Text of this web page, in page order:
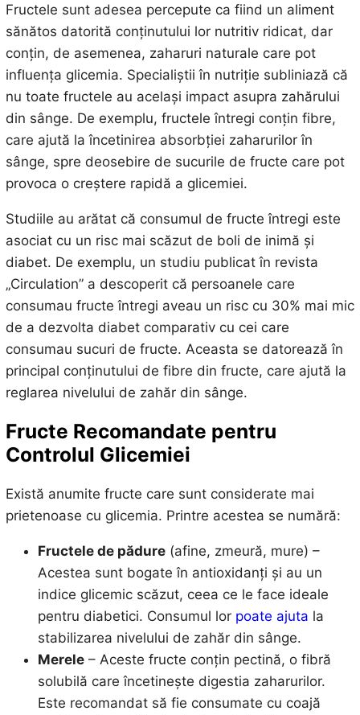
Fructele sunt adesea percepute ca fiind un aliment
sănătos datorită conținutului lor nutritiv ridicat, dar
conțin, de asemenea, zaharuri naturale care pot
influența glicemia. Specialiștii în nutriție subliniază că
nu toate fructele au același impact asupra zahărului
din sânge. De exemplu, fructele întregi conțin fibre,
care ajută la încetinirea absorbției zaharurilor în
sânge, spre deosebire de sucurile de fructe care pot
provoca o creștere rapidă a glicemiei.
Studiile au arătat că consumul de fructe întregi este
asociat cu un risc mai scăzut de boli de inimă și
diabet. De exemplu, un studiu publicat în revista
„Circulation” a descoperit că persoanele care
consumau fructe întregi aveau un risc cu 30% mai mic
de a dezvolta diabet comparativ cu cei care
consumau sucuri de fructe. Aceasta se datorează în
principal conținutului de fibre din fructe, care ajută la
reglarea nivelului de zahăr din sânge.
Fructe Recomandate pentru
Controlul Glicemiei
Există anumite fructe care sunt considerate mai
prietenoase cu glicemia. Printre acestea se numără:
Fructele de pădure(afine, zmeură, mure) –
Acestea sunt bogate în antioxidanți și au un
indice glicemic scăzut, ceea ce le face ideale
pentru diabetici. Consumul lor poate ajuta la
stabilizarea nivelului de zahăr din sânge.
Merele– Aceste fructe conțin pectină, o fibră
solubilă care încetinește digestia zaharurilor.
Este recomandat să fie consumate cu coajă